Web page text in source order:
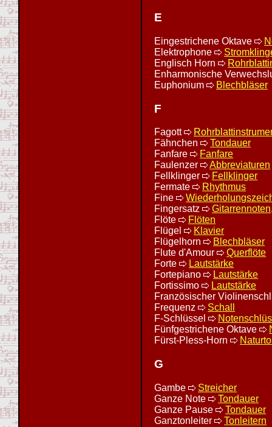
E
Eingestrichene Oktave
Elektrophone
Englisch Horn
Enharmonische
Euphonium
Blechbläser
F
Fagott
Fähnchen
Tondauer
Fanfare
Fanfare
Faulenzer
Abbreviaturen
Fellklinger
Fellklinger
Fermate
Rhythmus
Fine
Fingersatz
Gitarrennoten
Flöte
Flöten
Flügel
Klavier
Flügelhorn
Blechbläser
Flute d'Amour
Querflöte
Forte
Lautstärke
Fortepiano
Lautstärke
Fortissimo
Lautstärke
Französischer
Frequenz
Schall
F-Schlüssel
Fünfgestrichene Oktave
Fürst-Pless-Horn
G
Gambe
Streicher
Ganze Note
Tondauer
Ganze Pause
Tondauer
Ganztonleiter
Tonleitern